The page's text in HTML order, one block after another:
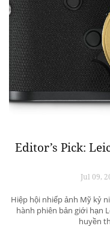
Editor’s Pick:
Jul 09,
Hiệp hội nhiếp ảnh Mỹ kỷ
hành phiên bản giới hạn
huyền